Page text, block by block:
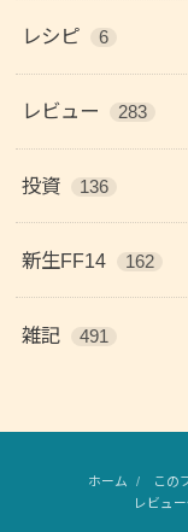
レシピ 6
レビュー 283
投資 136
新生FF14 162
雑記 491
ホーム この
レビュ